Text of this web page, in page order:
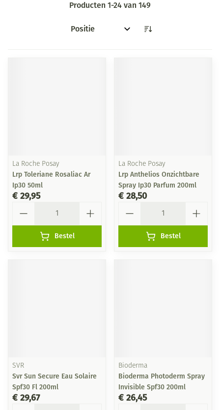
Producten 1-24 van 149
Sorteer op:
La Roche Posay
Lrp Toleriane Rosaliac Ar
Ip30 50ml
€ 29,95
Bestel
La Roche Posay
Lrp Anthelios Onzichtbare
Spray Ip30 Parfum 200ml
€ 28,50
Bestel
SVR
Svr Sun Secure Eau Solaire
Spf30 Fl 200ml
€ 29,67
Bioderma
Bioderma Photoderm Spray
Invisible Spf30 200ml
€ 26,45